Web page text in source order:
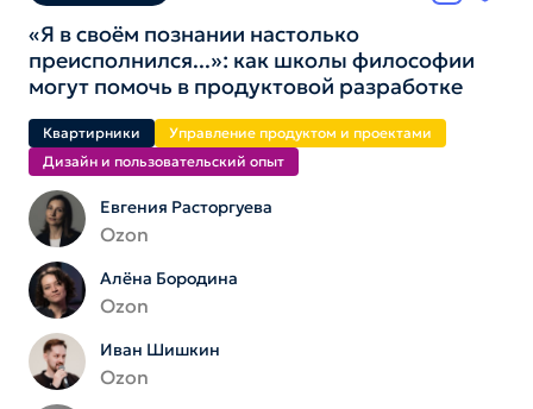
«Я в своём познании настолько
преисполнился...»: как школы философии
могут помочь в продуктовой разработке
Квартирники
Управление продуктом и проектами
Дизайн и пользователь­ский опыт
Евгения Расторгуева
Ozon
Алёна Бородина
Ozon
Иван Шишкин
Ozon